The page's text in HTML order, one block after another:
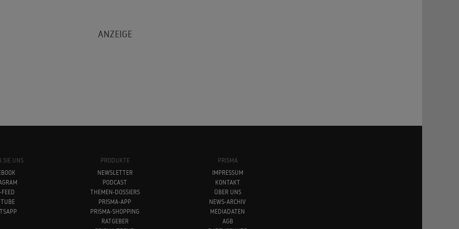
SIE UNS
FEED
PRODUKTE
NEWSLETTER
PODCAST
THEMEN-DOSSIERS
PRISMA-APP
PRISMA-SHOPPING
RATGEBER
PRISMA
IMPRESSUM
KONTAKT
ÜBER UNS
NEWS-ARCHIV
MEDIADATEN
AGB